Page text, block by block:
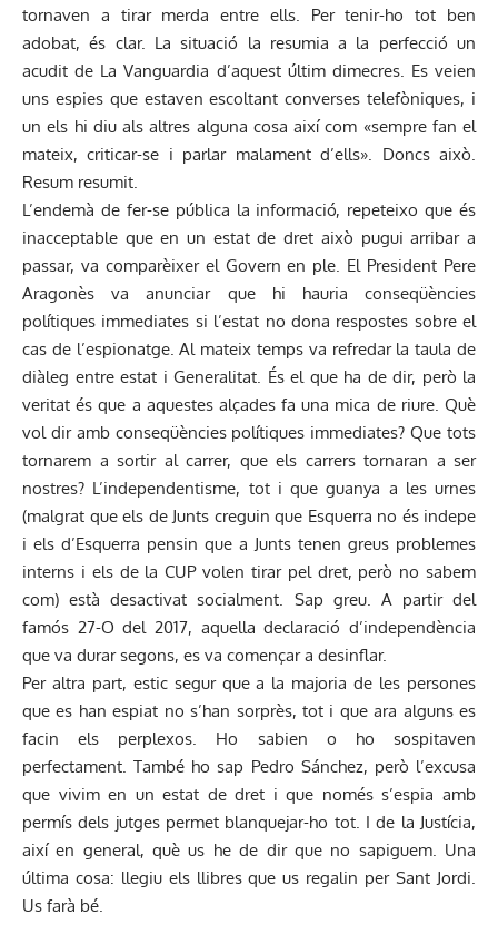
tornaven a tirar merda entre ells. Per tenir-ho tot ben
adobat, és clar. La situació la resumia a la perfecció un
acudit de La Vanguardia d’aquest últim dimecres. Es veien
uns espies que estaven escoltant converses telefòniques, i
un els hi diu als altres alguna cosa així com «sempre fan el
mateix, criticar-se i parlar malament d’ells». Doncs això.
Resum resumit.
L’endemà de fer-se pública la informació, repeteixo que és
inacceptable que en un estat de dret això pugui arribar a
passar, va comparèixer el Govern en ple. El President Pere
Aragonès va anunciar que hi hauria conseqüències
polítiques immediates si l’estat no dona respostes sobre el
cas de l’espionatge. Al mateix temps va refredar la taula de
diàleg entre estat i Generalitat. És el que ha de dir, però la
veritat és que a aquestes alçades fa una mica de riure. Què
vol dir amb conseqüències polítiques immediates? Que tots
tornarem a sortir al carrer, que els carrers tornaran a ser
nostres? L’independentisme, tot i que guanya a les urnes
(malgrat que els de Junts creguin que Esquerra no és indepe
i els d’Esquerra pensin que a Junts tenen greus problemes
interns i els de la CUP volen tirar pel dret, però no sabem
com) està desactivat socialment. Sap greu. A partir del
famós 27-O del 2017, aquella declaració d’independència
que va durar segons, es va començar a desinflar.
Per altra part, estic segur que a la majoria de les persones
que es han espiat no s’han sorprès, tot i que ara alguns es
facin els perplexos. Ho sabien o ho sospitaven
perfectament. També ho sap Pedro Sánchez, però l’excusa
que vivim en un estat de dret i que només s’espia amb
permís dels jutges permet blanquejar-ho tot. I de la Justícia,
així en general, què us he de dir que no sapiguem. Una
última cosa: llegiu els llibres que us regalin per Sant Jordi.
Us farà bé.